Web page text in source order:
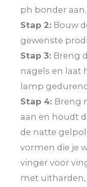
ph bonder aan.
Stap 2: Bouw
gewenste
Stap 3: Breng
nagels en laat
lamp
Stap 4: Breng
aan en houdt
de natte
vormen die je
vinger voor
met uitharden,